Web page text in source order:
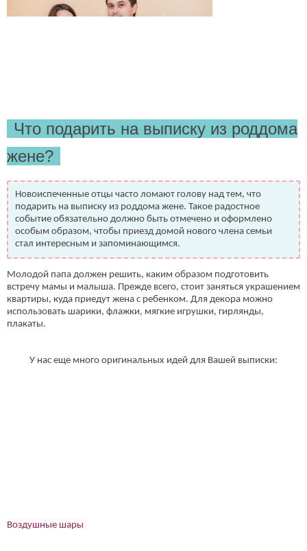
мессенджер)
Имя мужа:*
Его телефон:*
данных в соответствииПолитикой конфиденциальности
Что подарить на выписку из роддома
жене?
Новоиспеченные отцы часто ломают голову над тем, что
подарить на выписку из роддома жене. Такое радостное
событие обязательно должно быть отмечено и оформлено
особым образом, чтобы приезд домой нового члена семьи
стал интересным и запоминающимся.
Молодой папа должен решить, каким образом подготовить
встречу мамы и малыша. Прежде всего, стоит заняться украшением
квартиры, куда приедут жена с ребенком. Для декора можно
использовать шарики, флажки, мягкие игрушки, гирлянды,
плакаты.
У нас еще много оригинальных идей для Вашей выписки:
Воздушные шары